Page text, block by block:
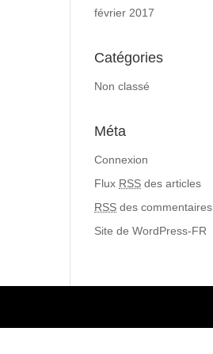
février 2017
Catégories
Non classé
Méta
Connexion
Flux RSS des articles
RSS des commentaires
Site de WordPress-FR